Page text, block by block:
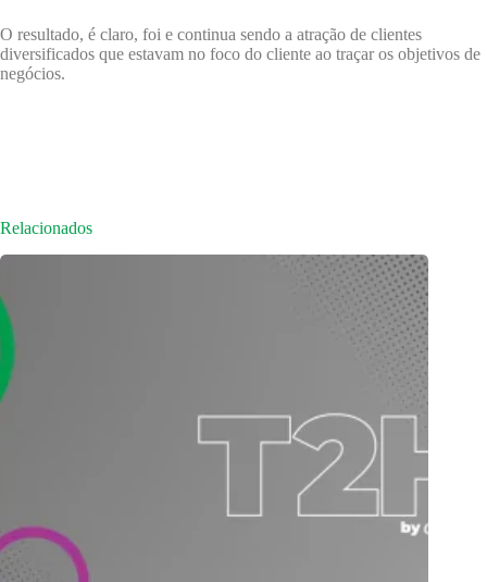
O resultado, é claro, foi e continua sendo a atração de clientes
diversificados que estavam no foco do cliente ao traçar os objetivos de
negócios.
Relacionados